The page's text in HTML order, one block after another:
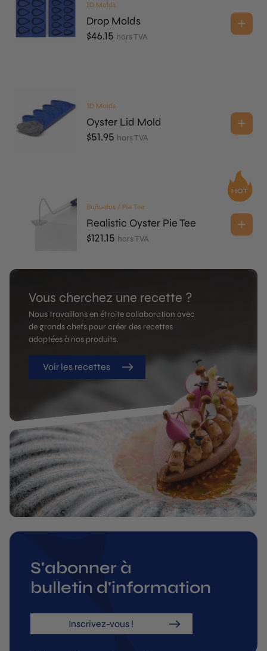
3D Molds
Drop Molds
$46.15 hors TVA
3D Molds
Oyster Lid Mold
$51.95 hors TVA
Buñuelos / Pie Tee
Realistic Oyster Pie Tee
$121.15 hors TVA
Vous cherchez une recette ?
Nous travaillons en étroite collaboration avec
de grands chefs pour créer des recettes
adaptées à nos produits.
Voir les recettes
S'abonner à
bulletin d'information
Inscrivez-vous !